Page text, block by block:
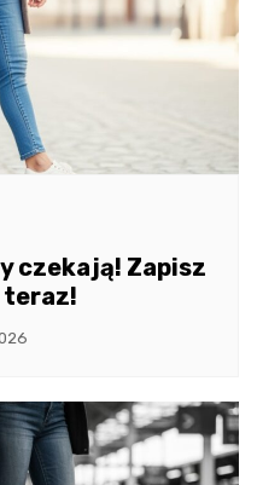
czekają! Zapisz
teraz!